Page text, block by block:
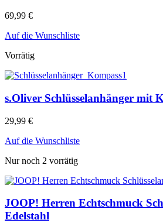
69,99 €
Auf die Wunschliste
Vorrätig
s.Oliver Schlüsselanhänger mit
29,99 €
Auf die Wunschliste
Nur noch 2 vorrätig
JOOP! Herren Echtschmuck
Edelstahl